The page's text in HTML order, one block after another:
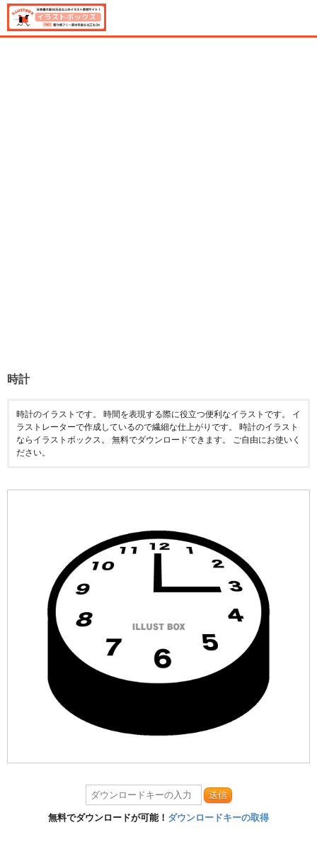
時計
時計のイラストです。 時間を表現する際に役立つ便利なイラストです。 イ
ラストレーターで作成しているので繊細な仕上がりです。 時計のイラスト
ならイラストボックス。 無料でダウンロードできます。 ご自由にお使いく
ださい。
送信
無料でダウンロードが可能！ ダウンロードキーの取得